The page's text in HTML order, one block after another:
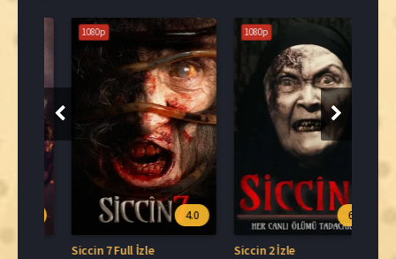
4.0
Siccin 7 Full İzle
6.0
Siccin 2 İzle